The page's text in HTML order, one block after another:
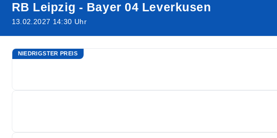
RB Leipzig - Bayer 04 Leverkusen
13.02.2027 14:30 Uhr
NIEDRIGSTER PREIS